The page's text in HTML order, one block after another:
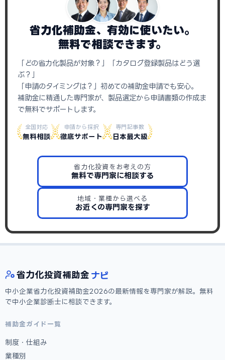
省力化補助金、有効に使いたい。
無料で相談できます。
「どの省力化製品が対象？」「カタログ登録製品はどう選
ぶ？」
「申請のタイミングは？」初めての補助金申請でも安心。
補助金に精通した専門家が、製品選定から申請書類の作成ま
で無料でサポートします。
全国対応
無料相談
申請から採択
徹底サポート
専門記事数
日本最大級
省力化投資をお考えの方
無料で専門家に相談する
地域・業種から選べる
お近くの専門家を探す
省力化投資補助金 ナビ
中小企業省力化投資補助金2026の最新情報を専門家が解説。無料
で中小企業診断士に相談できます。
補助金ガイド一覧
制度・仕組み
業種別